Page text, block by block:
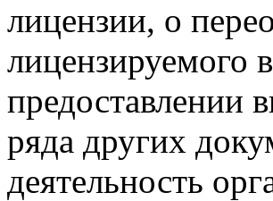
лицензии, о
лицензируемого
предоставлении
ряда других
деятельность